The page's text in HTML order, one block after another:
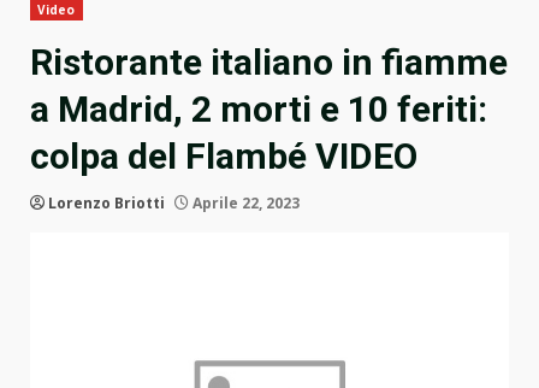
Video
Ristorante italiano in fiamme
a Madrid, 2 morti e 10 feriti:
colpa del Flambé VIDEO
Lorenzo Briotti Aprile 22, 2023